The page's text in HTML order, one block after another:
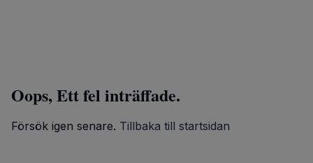
Oops, Ett fel inträffade.
Försök igen senare. Tillbaka till startsidan